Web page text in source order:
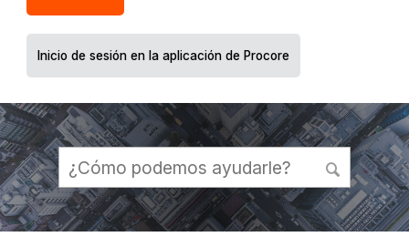
Inicio de sesión en la aplicación de Procore